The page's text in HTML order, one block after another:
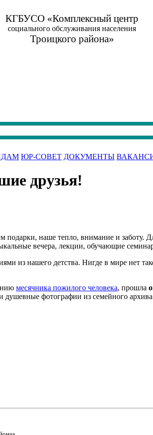
КГБУСО «Комплексный центр
социального обслуживания населения
Троицкого района»
ЮР-СОВЕТ ДОКУМЕНТЫ
друзья!
наше тепло, внимание и заботу.
вечера, лекции, обучающие
из нашего детства. Нигде в мире нет
месячника пожилого человека, прошла
душевные фотографии из семейного